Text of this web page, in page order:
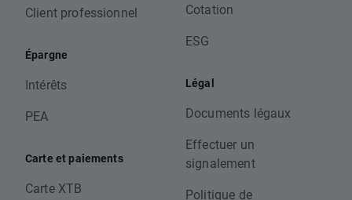
Client professionnel
Épargne
Intérêts
PEA
Carte et paiements
Carte XTB
Cotation
ESG
Légal
Documents légaux
Effectuer un
signalement
Politique de